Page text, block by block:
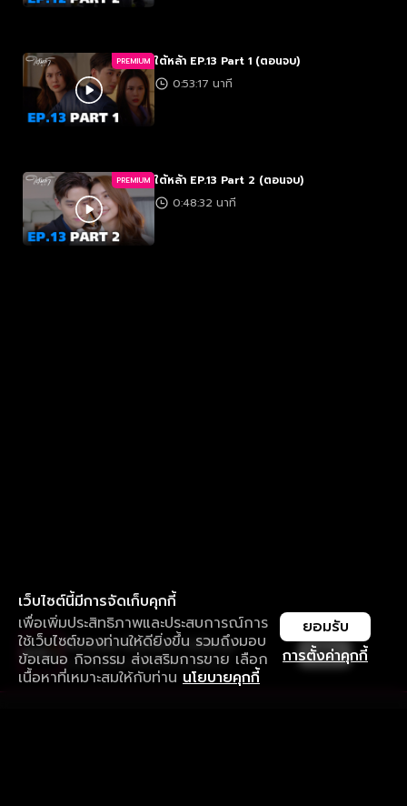
PREMIUM ใต้หล้า EP.13 Part 1 (ตอนจบ)
0:53:17 นาที
PREMIUM ใต้หล้า EP.13 Part 2 (ตอนจบ)
0:48:32 นาที
เว็บไซต์นี้มีการจัดเก็บคุกกี้
เพื่อเพิ่มประสิทธิภาพและประสบการณ์การ
ใช้เว็บไซต์ของท่านให้ดียิ่งขึ้น รวมถึงมอบ
ข้อเสนอ กิจกรรม ส่งเสริมการขาย เลือก
เนื้อหาที่เหมาะสมให้กับท่าน นโยบายคุกกี้
การตั้งค่าคุกกี้
ยอมรับ
ใช้งานแอป ลื่นไหลกว่า ไม่มีสะดุด
ดาวน์โหลดแอปเพื่อการรับชมที่ดีกว่า เปิด